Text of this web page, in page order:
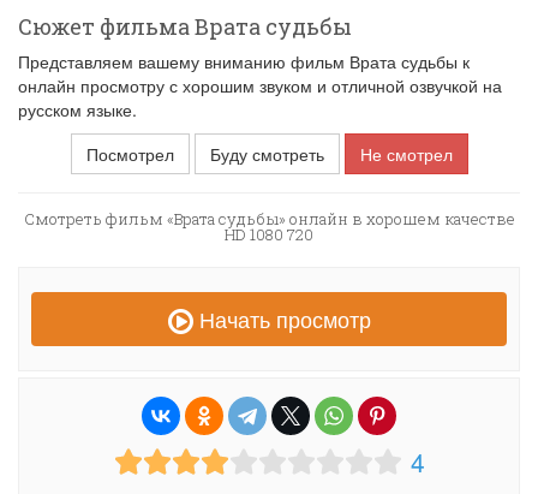
Сюжет фильма Врата судьбы
Представляем вашему вниманию фильм Врата судьбы к
онлайн просмотру с хорошим звуком и отличной озвучкой на
русском языке.
Посмотрел
Буду смотреть Не смотрел
Смотреть фильм «Врата судьбы» онлайн в хорошем качестве
HD 1080 720
Начать просмотр
4